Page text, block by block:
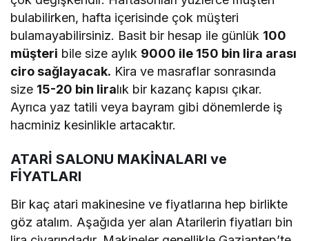
bulabilirken, hafta içerisinde çok müşteri
bulamayabilirsiniz. Basit bir hesap ile günlük 100
müşteri bile size aylık 9000 ile 150 bin lira arası
ciro sağlayacak. Kira ve masraflar sonrasında
size 15-20 bin liralık bir kazanç kapısı çıkar.
Ayrıca yaz tatili veya bayram gibi dönemlerde iş
hacminiz kesinlikle artacaktır.
ATARİ SALONU MAKİNALARI ve
FİYATLARI
Bir kaç atari makinesine ve fiyatlarına hep birlikte
göz atalım. Aşağıda yer alan Atarilerin fiyatları bin